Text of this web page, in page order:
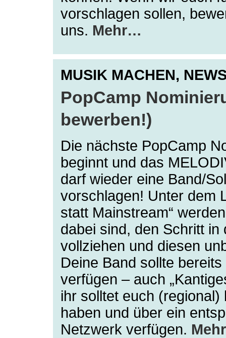
vorschlagen sollen,
uns. Mehr…
MUSIK MACHEN,
PopCamp
bewerben!)
Die nächste PopCamp
beginnt und das
darf wieder eine Band/
vorschlagen! Unter dem
statt Mainstream“
dabei sind, den Schritt
vollziehen und diesen
Deine Band sollte
verfügen – auch
ihr solltet euch (regional)
haben und über ein
Netzwerk verfügen.